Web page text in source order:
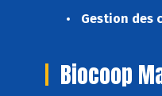
Gestion des
Biocoop